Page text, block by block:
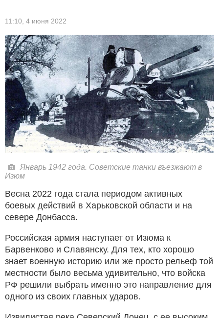
11:10, 4 июня 2022
Январь 1942 года. Советские танки въезжают в
Изюм
Весна 2022 года стала периодом активных
боевых действий в Харьковской области и на
севере Донбасса.
Российская армия наступает от Изюма к
Барвенково и Славянску. Для тех, кто хорошо
знает военную историю или же просто рельеф той
местности было весьма удивительно, что войска
РФ решили выбрать именно это направление для
одного из своих главных ударов.